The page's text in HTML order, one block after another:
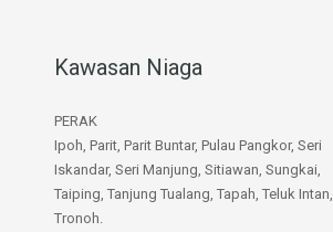
Kawasan Niaga
PERAK
Ipoh, Parit, Parit Buntar, Pulau Pangkor, Seri
Iskandar, Seri Manjung, Sitiawan, Sungkai,
Taiping, Tanjung Tualang, Tapah, Teluk Intan,
Tronoh.